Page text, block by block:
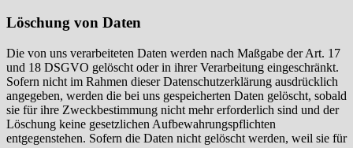
Löschung von Daten
Die von uns verarbeiteten Daten werden nach Maßgabe der Art. 17
und 18 DSGVO gelöscht oder in ihrer Verarbeitung eingeschränkt.
Sofern nicht im Rahmen dieser Datenschutzerklärung ausdrücklich
angegeben, werden die bei uns gespeicherten Daten gelöscht, sobald
sie für ihre Zweckbestimmung nicht mehr erforderlich sind und der
Löschung keine gesetzlichen Aufbewahrungspflichten
entgegenstehen. Sofern die Daten nicht gelöscht werden, weil sie für